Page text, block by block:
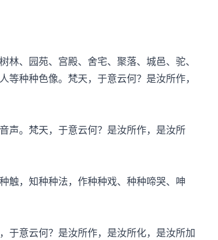
、园苑、宫殿、舍宅、聚落、城邑、驼、
种种色像。梵天，于意云何？是汝所作，
。梵天，于意云何？是汝所作，是汝所
，知种种法，作种种戏、种种啼哭、呻
意云何？是汝所作，是汝所化，是汝所加